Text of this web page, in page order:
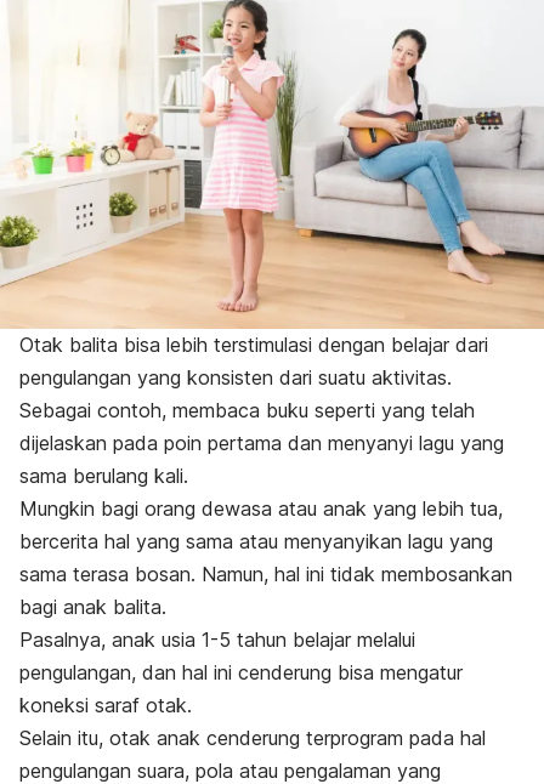
Otak balita bisa lebih terstimulasi dengan belajar dari
pengulangan yang konsisten dari suatu aktivitas.
Sebagai contoh, membaca buku seperti yang telah
dijelaskan pada poin pertama dan menyanyi lagu yang
sama berulang kali.
Mungkin bagi orang dewasa atau anak yang lebih tua,
bercerita hal yang sama atau menyanyikan lagu yang
sama terasa bosan. Namun, hal ini tidak membosankan
bagi anak balita.
Pasalnya, anak usia 1-5 tahun belajar melalui
pengulangan, dan hal ini cenderung bisa mengatur
koneksi saraf otak.
Selain itu, otak anak cenderung terprogram pada hal
pengulangan suara, pola atau pengalaman yang